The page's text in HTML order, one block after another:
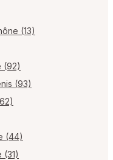
(13)
(92)
(93)
(44)
(31)